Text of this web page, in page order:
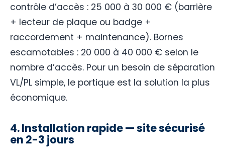
contrôle d’accès : 25 000 à 30 000 € (barrière
+ lecteur de plaque ou badge +
raccordement + maintenance). Bornes
escamotables : 20 000 à 40 000 € selon le
nombre d’accès. Pour un besoin de séparation
VL/PL simple, le portique est la solution la plus
économique.
4. Installation rapide — site sécurisé
en 2-3 jours